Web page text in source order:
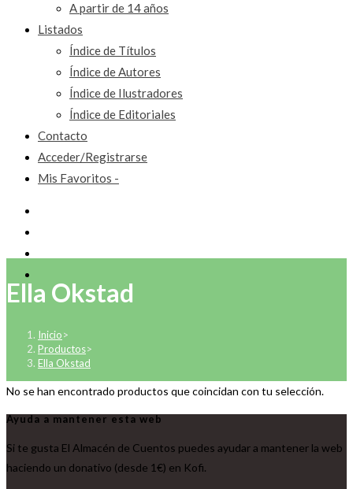
A partir de 14 años
Listados
Índice de Títulos
Índice de Autores
Índice de Ilustradores
Índice de Editoriales
Contacto
Acceder/Registrarse
Mis Favoritos -
Ella Okstad
Inicio>
Productos>
Ella Okstad
No se han encontrado productos que coincidan con tu selección.
Ayuda a mantener esta web
Si te gusta El Almacén de Cuentos puedes ayudar a mantener la web
haciendo un donativo (desde 1€) en Kofi.